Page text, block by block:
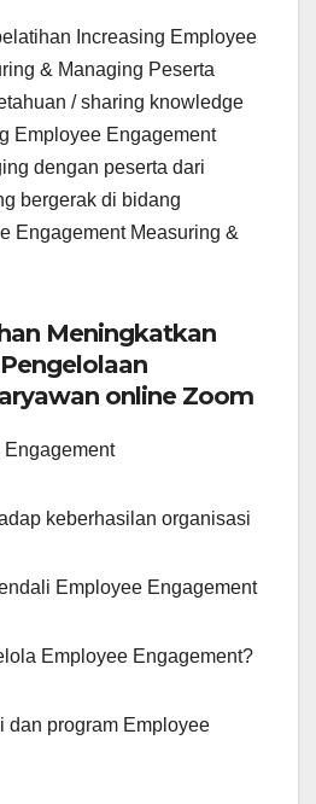
Increasing Employee
& Managing Peserta
/ sharing knowledge
Employee Engagement
dengan peserta dari
bergerak di bidang
Engagement Measuring &
Meningkatkan
online Zoom
keberhasilan organisasi
Employee Engagement
Employee Engagement?
dan program Employee